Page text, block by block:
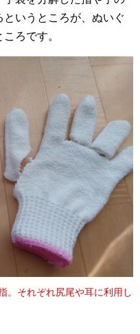
いうところが、ぬいぐ
ろです。
。それぞれ尻尾や耳に利用し